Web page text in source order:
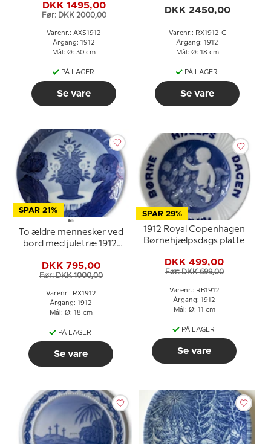
DKK 1495,00
Før: DKK 2000,00
Varenr.: AXS1912
Årgang: 1912
Mål: Ø: 30 cm
PÅ LAGER
Se vare
DKK 2450,00
Varenr.: RX1912-C
Årgang: 1912
Mål: Ø: 18 cm
PÅ LAGER
Se vare
SPAR 21%
To ældre mennesker ved
bord med juletræ 1912,
Juleplatte
DKK 795,00
Før: DKK 1000,00
Varenr.: RX1912
Årgang: 1912
Mål: Ø: 18 cm
PÅ LAGER
Se vare
SPAR 29%
1912 Royal Copenhagen
Børnehjælpsdags platte
DKK 499,00
Før: DKK 699,00
Varenr.: RB1912
Årgang: 1912
Mål: Ø: 11 cm
PÅ LAGER
Se vare